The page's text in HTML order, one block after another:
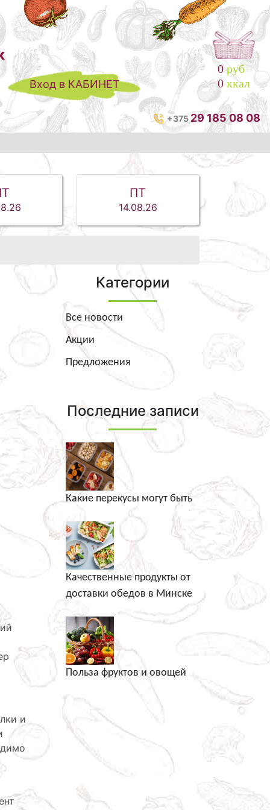
Вход в КАБИНЕТ
0руб
0 ккал
+375 29 185 08 08
ПТ
14.08.26
и
Категории
Все новости
Акции
Предложения
Последние записи
Какие перекусы могут быть
Качественные продукты от
доставки обедов в Минске
Польза фруктов и овощей